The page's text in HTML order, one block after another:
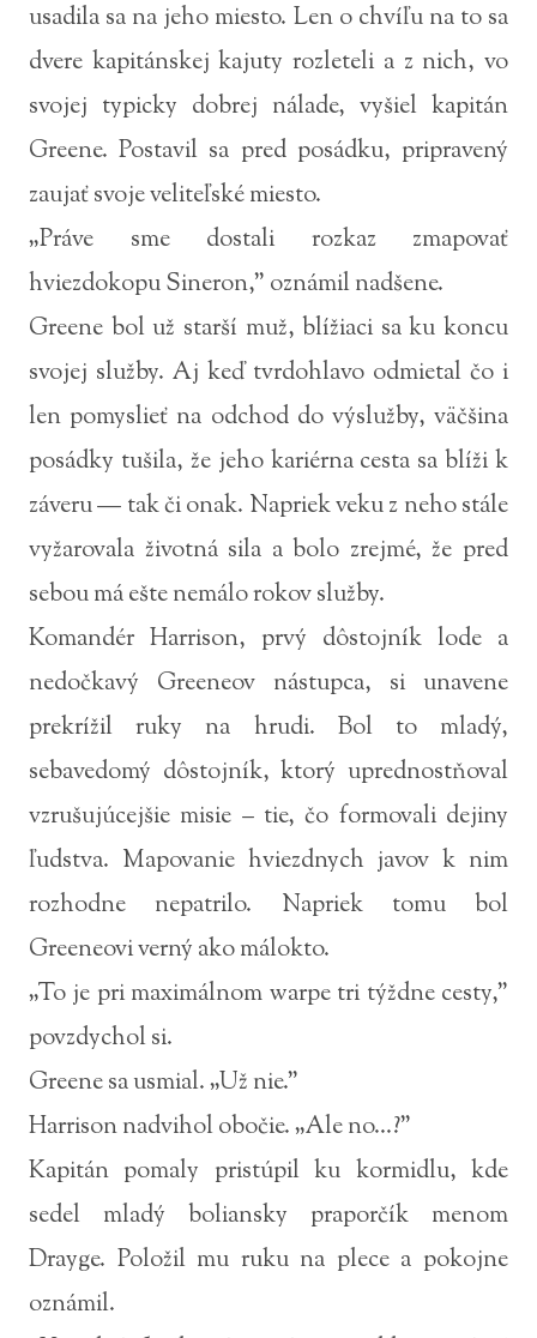
usadila sa na jeho miesto. Len o chvíľu na to sa
dvere kapitánskej kajuty rozleteli a z nich, vo
svojej typicky dobrej nálade, vyšiel kapitán
Greene. Postavil sa pred posádku, pripravený
zaujať svoje veliteľské miesto.
„Práve sme dostali rozkaz zmapovať
hviezdokopu Sineron,” oznámil nadšene.
Greene bol už starší muž, blížiaci sa ku koncu
svojej služby. Aj keď tvrdohlavo odmietal čo i
len pomyslieť na odchod do výslužby, väčšina
posádky tušila, že jeho kariérna cesta sa blíži k
záveru — tak či onak. Napriek veku z neho stále
vyžarovala životná sila a bolo zrejmé, že pred
sebou má ešte nemálo rokov služby.
Komandér Harrison, prvý dôstojník lode a
nedočkavý Greeneov nástupca, si unavene
prekrížil ruky na hrudi. Bol to mladý,
sebavedomý dôstojník, ktorý uprednostňoval
vzrušujúcejšie misie – tie, čo formovali dejiny
ľudstva. Mapovanie hviezdnych javov k nim
rozhodne nepatrilo. Napriek tomu bol
Greeneovi verný ako málokto.
„To je pri maximálnom warpe tri týždne cesty,”
povzdychol si.
Greene sa usmial. „Už nie.”
Harrison nadvihol obočie. „Ale no...?”
Kapitán pomaly pristúpil ku kormidlu, kde
sedel mladý boliansky praporčík menom
Drayge. Položil mu ruku na plece a pokojne
oznámil.